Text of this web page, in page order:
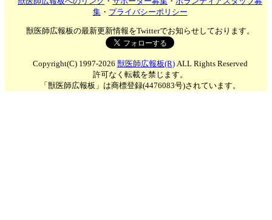
集・ プライバシーポリシー
獣医師広報板の最新更新情報をTwitterでお知らせしております。
Copyright(C) 1997-2026 獣医師広報板(R)ALL Rights Reserved
許可なく転載を禁じます。
「獣医師広報板」は商標登録(4476083号)されています。